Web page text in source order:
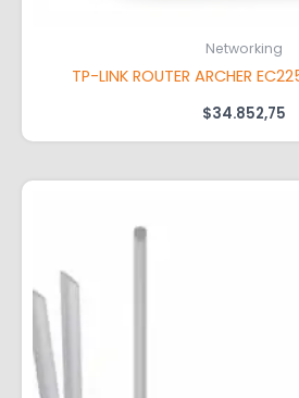
Networking
TP-LINK ROUTER ARCHER
$34.852,75